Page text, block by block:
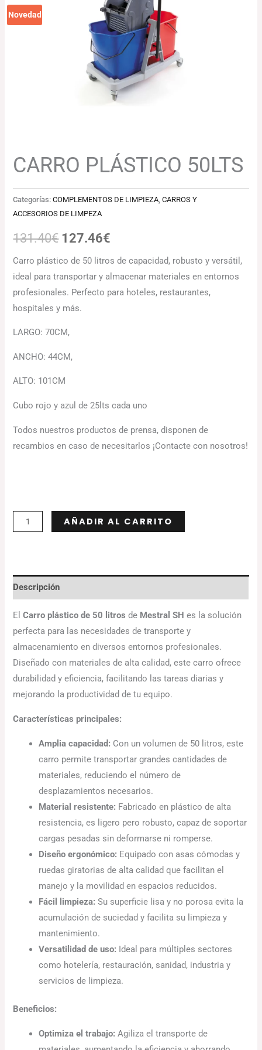
Novedad
CARRO PLÁSTICO 50LTS
Categorías:COMPLEMENTOS DE LIMPIEZA ,CARROS Y
ACCESORIOS DE LIMPEZA
131.40€
131.40€.
127.46€
127.46€.
Carro plástico de 50 litros de capacidad, robusto y versátil,
ideal para transportar y almacenar materiales en entornos
profesionales. Perfecto para hoteles, restaurantes,
hospitales y más.
LARGO: 70CM,
ANCHO: 44CM,
ALTO: 101CM
Cubo rojo y azul de 25lts cada uno
Todos nuestros productos de prensa, disponen de
recambios en caso de necesitarlos ¡Contacte con nosotros!
AÑADIR AL CARRITO
Descripción
ElCarro plástico de 50 litros de Mestral SH es la solución
perfecta para las necesidades de transporte y
almacenamiento en diversos entornos profesionales.
Diseñado con materiales de alta calidad, este carro ofrece
durabilidad y eficiencia, facilitando las tareas diarias y
mejorando la productividad de tu equipo.
Características principales:
Amplia capacidad: Con un volumen de 50 litros, este
carro permite transportar grandes cantidades de
materiales, reduciendo el número de
desplazamientos necesarios.
Material resistente: Fabricado en plástico de alta
resistencia, es ligero pero robusto, capaz de soportar
cargas pesadas sin deformarse ni romperse.
Diseño ergonómico: Equipado con asas cómodas y
ruedas giratorias de alta calidad que facilitan el
manejo y la movilidad en espacios reducidos.
Fácil limpieza: Su superficie lisa y no porosa evita la
acumulación de suciedad y facilita su limpieza y
mantenimiento.
Versatilidad de uso: Ideal para múltiples sectores
como hotelería, restauración, sanidad, industria y
servicios de limpieza.
Beneficios:
Optimiza el trabajo: Agiliza el transporte de